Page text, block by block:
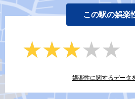
この駅の娯楽
★★★★★
★★★★★
娯楽性に関するデータ